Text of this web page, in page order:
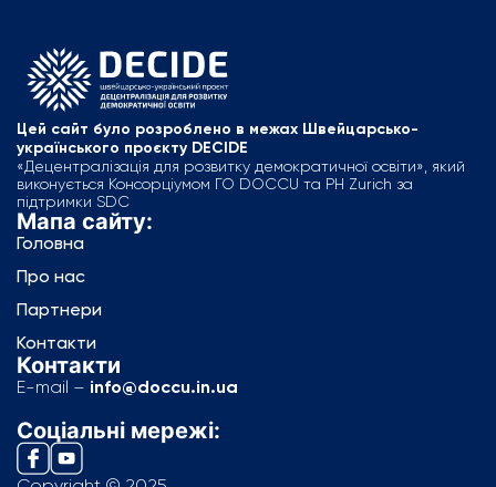
Цей сайт було розроблено в межах Швейцарсько-
українського проєкту DECIDE
«Децентралізація для розвитку демократичної освіти», який
виконується Консорціумом ГО DOCCU та PH Zurich за
підтримки SDC
Мапа сайту:
Головна
Про нас
Партнери
Контакти
Контакти
E-mail – info@doccu.in.ua
Соціальні мережі: